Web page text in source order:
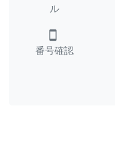
ル
smartphone
番号確認